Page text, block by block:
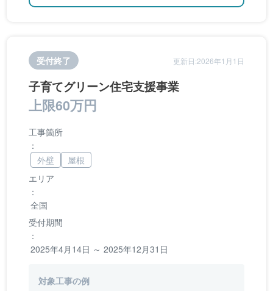
受付終了 更新日:2026年1月1日
子育てグリーン住宅支援事業
上限60万円
エリア
：
全国
受付期間
：
2025年4月14日 ～ 2025年12月31日
工事箇所
：
外壁
屋根
対象工事の例